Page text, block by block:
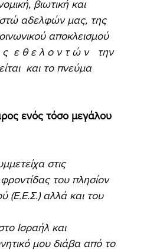
αδελφών μας, της
αποκλεισμού
ς  ε θ ε λ ο ν τ ώ ν   την
και το πνεύμα
ενός τόσο μεγάλου
στις
του πλησίον
(Ε.Ε.Σ.) αλλά και του
μου διάβα από το